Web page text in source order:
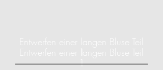
Entwerfen einer langen Bluse Teil
1
Entwerfen einer langen Bluse Teil